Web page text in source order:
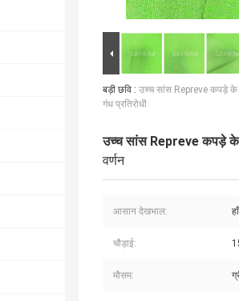
बड़ी छवि : उच्च सांस Repreve कपड़े
गंध प्रतिरोधी
उच्च सांस Repreve कपड़े के
वर्णन
आसान देखभाल: हाँ
चौड़ाई:
मौसम: